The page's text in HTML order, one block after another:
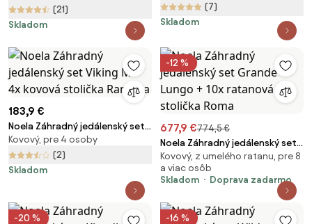
(21)
Skladom
(7)
Skladom
183,9 €
Noela Záhradný jedálenský set
Viking M + 4x kovová stolička
Ramada
Kovový, pre 4 osoby
(2)
Skladom
-12 %
677,9 €774,5 €
Noela Záhradný jedálenský set
Grande Lungo + 10x ratanová
stolička Roma
Kovový, z umelého ratanu, pre 8
a viac osôb
Skladom
Doprava zadarmo
-20 % -16 %